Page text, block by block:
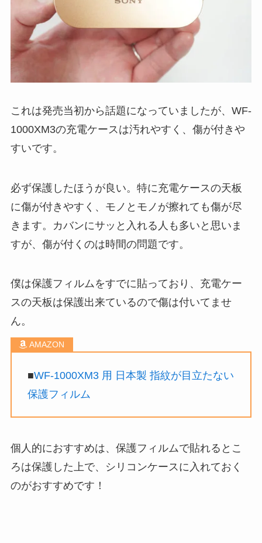
これは発売当初から話題になっていましたが、WF-
1000XM3の充電ケースは汚れやすく、傷が付きや
すいです。
必ず保護したほうが良い。特に充電ケースの天板
に傷が付きやすく、モノとモノが擦れても傷が尽
きます。カバンにサッと入れる人も多いと思いま
すが、傷が付くのは時間の問題です。
僕は保護フィルムをすでに貼っており、充電ケー
スの天板は保護出来ているので傷は付いてませ
ん。
■WF-1000XM3 用 日本製 指紋が目立たない
保護フィルム
個人的におすすめは、保護フィルムで貼れるとこ
ろは保護した上で、シリコンケースに入れておく
のがおすすめです！